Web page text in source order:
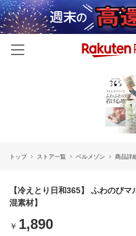
ファッション・インナー・小物
日用品・キッチン用品
キッズ・ベビー用品
リーベイツ注目ストア
対象ストア新規限定特典
新着ストアのご紹介
友達紹介
トップ ストア一覧 ベルメゾン 商品詳
【冷えとり日和365】 ふわのび
混素材】
￥ 1,890